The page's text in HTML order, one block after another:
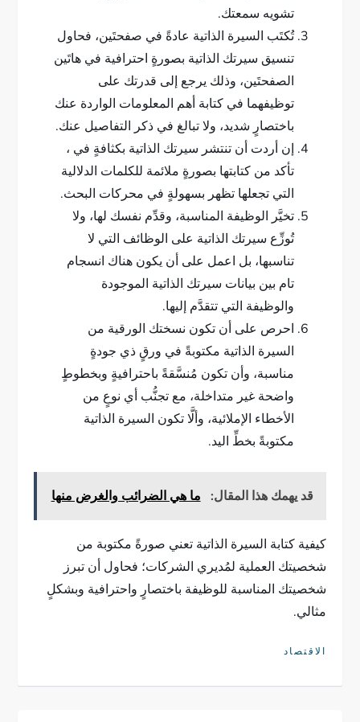
تشويه سمعتك.
تُكتَب السيرة الذاتية عادةً في صفحتَين، فحاول
تنسيق سيرتك الذاتية بصورةٍ احترافية في هاتَين
الصفحتَين، وذلك يرجع إلى قدرتك على
توظيفهما في كتابة أهم المعلومات الواردة عنك
باختصارٍ شديد، ولا تبالغ في ذكر التفاصيل عنك.
إن أردت أن تنتشر سيرتك الذاتية بكثافةٍ في ،
تأكد من كتابتها بصورةٍ ملائمة للكلمات الدلالية
التي تجعلها تظهر بسهولةٍ في محركات البحث.
تخيَّر الوظيفة المناسبة، وقدِّم نفسك لها، ولا
تُوزِّع سيرتك الذاتية على الوظائف التي لا
تناسبها، بل اعمل على أن يكون هناك انسجام
تام بين بيانات سيرتك الذاتية الموجودة
والوظيفة التي تتقدَّم إليها.
احرص على أن تكون نسختك الورقية من
السيرة الذاتية مكتوبةً في ورقٍ ذي جودةٍ
مناسبة، وأن تكون مُنسَّقةً باحترافيةٍ وبخطوطٍ
واضحة غير متداخلة، مع تجنُّب أي نوعٍ من
الأخطاء الإملائية، وألَّا تكون السيرة الذاتية
مكتوبةً بخطِّ اليد.
قد يهمك هذا المقال: ما هي الضرائب والغرض منها
كيفية كتابة السيرة الذاتية تعني صورةً مكتوبة من
شخصيتك العملية لمُديري الشركات؛ فحاول أن تبرز
شخصيتك المناسبة للوظيفة باختصارٍ واحترافية وبشكلٍ
مثالي.
الاقتصاد